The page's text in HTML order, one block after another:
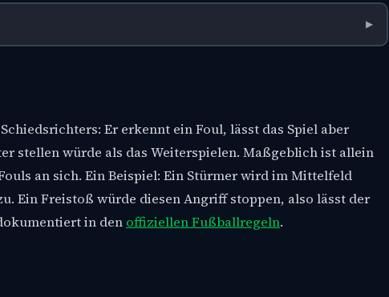
▶
Er erkennt ein Foul, lässt das Spiel aber
stellen würde als das Weiterspielen. Maßgeblich ist allein
an sich. Ein Beispiel: Ein Stürmer wird im Mittelfeld
Ein Freistoß würde diesen Angriff stoppen, also lässt der
in den offiziellen Fußballregeln.